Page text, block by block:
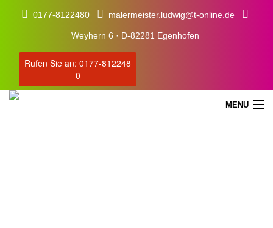
0177-8122480 malermeister.ludwig@t-online.de
Weyhern 6 · D-82281 Egenhofen
Rufen Sie an: 0177-812248
0
MENU